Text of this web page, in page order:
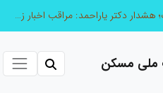
صنعت چوب؛ هنر، خلاقیت و اشتغال در کنار هم، که برای بقا نیازمند پشتیبانی از کالای ایرانی است
ملی مسکن